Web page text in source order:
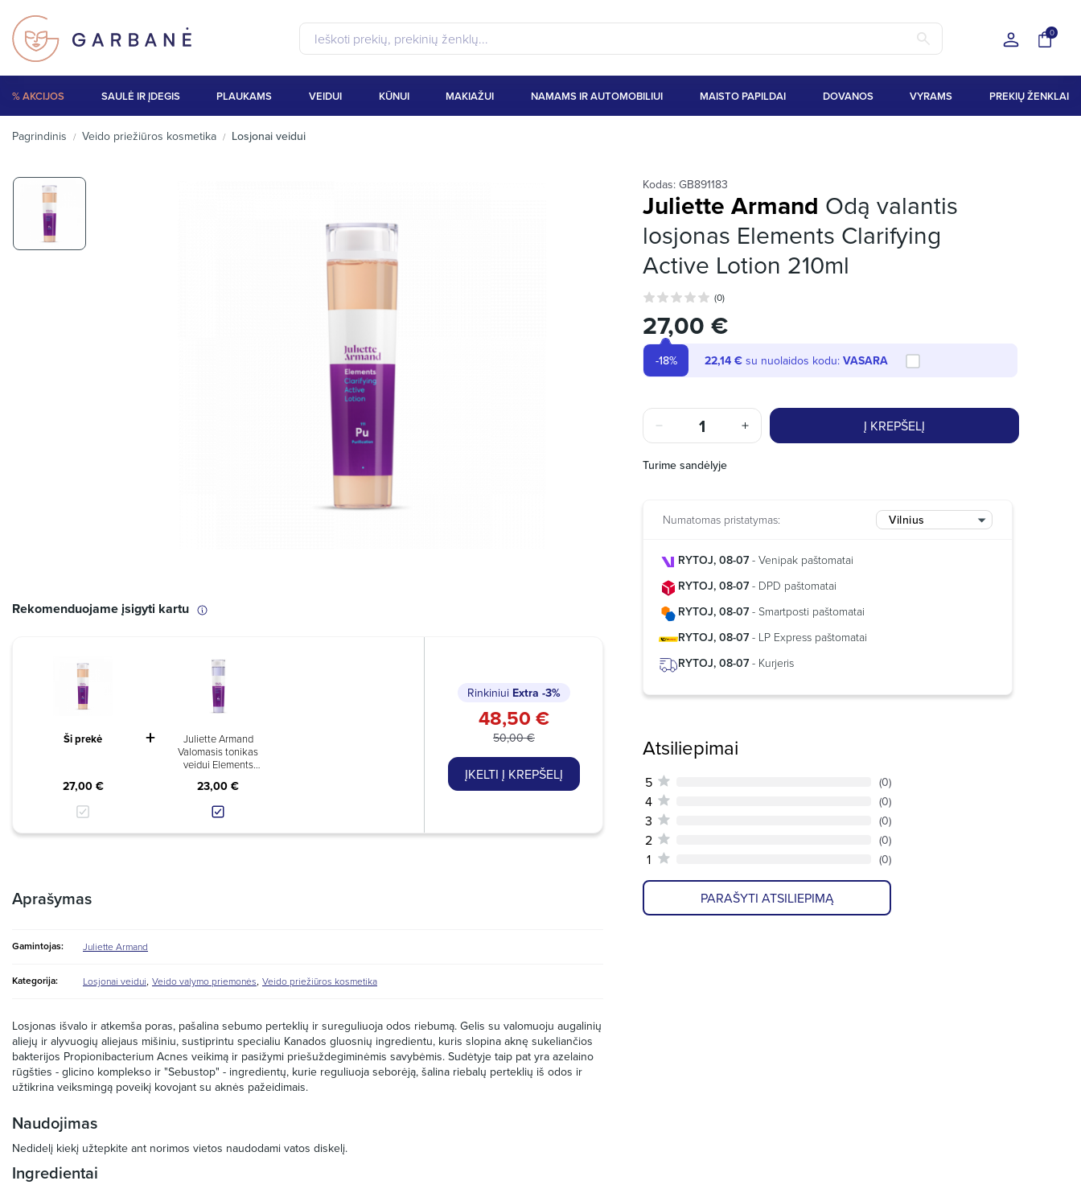
0
% AKCIJOS SAULĖ IR ĮDEGIS PLAUKAMS VEIDUI KŪNUI MAKIAŽUI NAMAMS IR AUTOMOBILIUI MAISTO PAPILDAI DOVANOS VYRAMS PREKIŲ ŽENKLAI
Pagrindinis Veido priežiūros kosmetika Losjonai veidui
Rekomenduojame įsigyti kartu
Ši prekė
27,00 €
Juliette Armand
Valomasis tonikas
veidui Elements
210ml
23,00 €
Rinkiniui Extra -3%
48,50 €
50,00 €
ĮKELTI Į KREPŠELĮ
Aprašymas
Gamintojas: Juliette Armand
Kategorija: Losjonai veidui, Veido valymo priemonės, Veido priežiūros kosmetika
Losjonas išvalo ir atkemša poras, pašalina sebumo perteklių ir sureguliuoja odos riebumą. Gelis su valomuoju augalinių
aliejų ir alyvuogių aliejaus mišiniu, sustiprintu specialiu Kanados gluosnių ingredientu, kuris slopina aknę sukeliančios
bakterijos Propionibacterium Acnes veikimą ir pasižymi priešuždegiminėmis savybėmis. Sudėtyje taip pat yra azelaino
rūgšties - glicino komplekso ir "Sebustop" - ingredientų, kurie reguliuoja seborėją, šalina riebalų perteklių iš odos ir
užtikrina veiksmingą poveikį kovojant su aknės pažeidimais.
Naudojimas
Nedidelį kiekį užtepkite ant norimos vietos naudodami vatos diskelį.
Ingredientai
Kodas: GB891183
Juliette Armand Odą valantis
losjonas Elements Clarifying
Active Lotion 210ml
(0)
27,00 €
-18% 22,14 € su nuolaidos kodu: VASARA
Į KREPŠELĮ
Turime sandėlyje
Numatomas pristatymas: Vilnius
RYTOJ, 08-07- Venipak paštomatai
RYTOJ, 08-07- DPD paštomatai
RYTOJ, 08-07- Smartposti paštomatai
RYTOJ, 08-07- LP Express paštomatai
RYTOJ, 08-07- Kurjeris
Atsiliepimai
5 (0)
4 (0)
3 (0)
2 (0)
1 (0)
PARAŠYTI ATSILIEPIMĄ